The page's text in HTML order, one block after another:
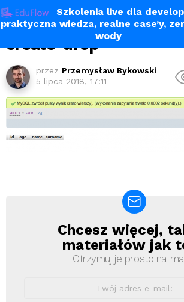
Szkolenia live dla
praktyczna wiedza, realne case’y,
wody
create-drop
przez Przemysław Bykowski
5 lipca 2018, 17:11
NewsletterChcesz więcej,
materiałów jak
Otrzymuj je prosto na